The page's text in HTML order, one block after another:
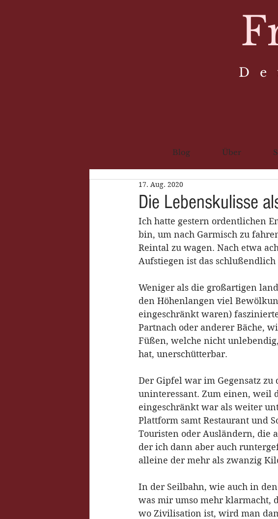
D e
Blog Über
Die Lebenskulisse
17. Aug. 2020
Ich hatte gestern ordentlichen
bin, um nach Garmisch zu
Reintal zu wagen. Nach etwa
Aufstiegen ist das schlußendlich
Weniger als die großartigen
den Höhenlangen viel
eingeschränkt waren)
Partnach oder anderer Bäche,
Füßen, welche nicht
hat, unerschütterbar.
Der Gipfel war im Gegensatz
uninteressant. Zum einen, weil
eingeschränkt war als weiter
Plattform samt Restaurant und
Touristen oder Ausländern, die
der ich dann aber auch
alleine der mehr als zwanzig
In der Seilbahn, wie auch in
was mir umso mehr klarmacht,
wo Zivilisation ist, wird man